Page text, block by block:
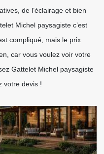
de l’éclairage et bien
Michel paysagiste c’est
compliqué, mais le prix
car vous voulez voir votre
Gattelet Michel paysagiste
votre devis !